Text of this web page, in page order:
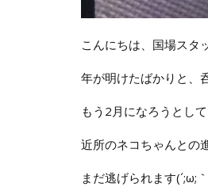
こんにちは、国場スタ
年が明けたばかりと、
もう2月になろうとし
近所のネコちゃんとの
まだ逃げられます(´;ω;